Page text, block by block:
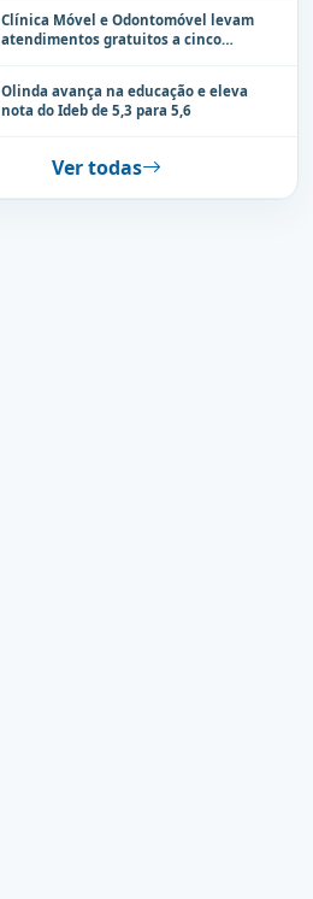
Clínica Móvel e Odontomóvel levam
atendimentos gratuitos a cinco
Olinda avança na educação e eleva
nota do Ideb de 5,3 para 5,6
Ver todas